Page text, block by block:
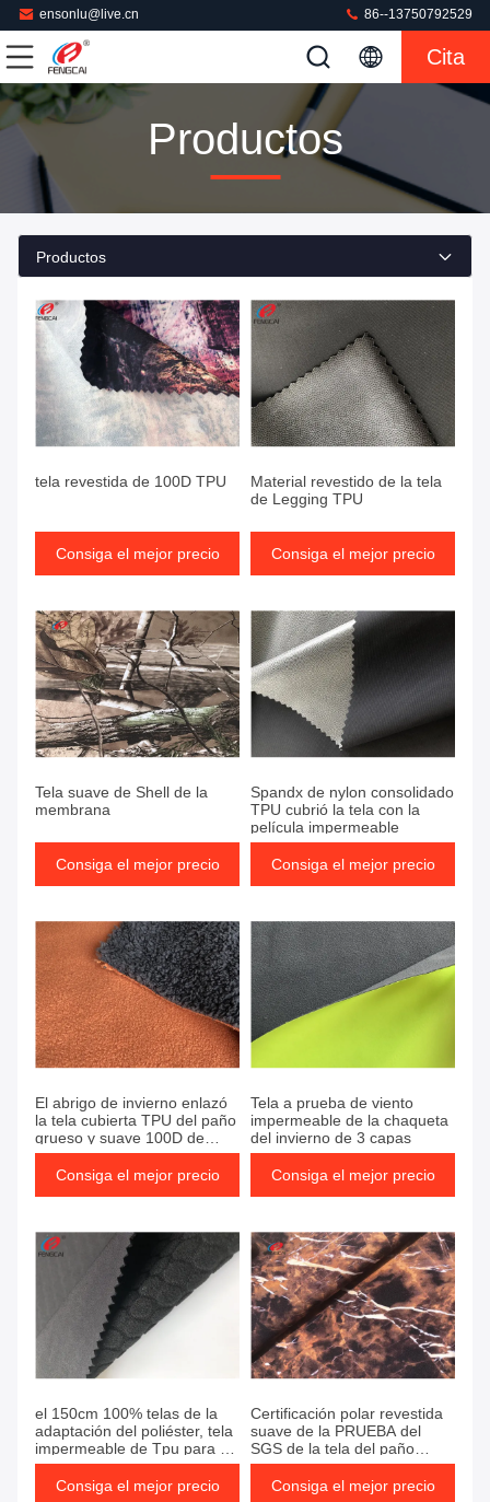
ensonlu@live.cn 86--13750792529
Cita
Productos
Productos
tela revestida de 100D TPU
Consiga el mejor precio
Material revestido de la tela
de Legging TPU
Consiga el mejor precio
Tela suave de Shell de la
membrana
Consiga el mejor precio
Spandx de nylon consolidado
TPU cubrió la tela con la
película impermeable
Consiga el mejor precio
El abrigo de invierno enlazó
la tela cubierta TPU del paño
grueso y suave 100D de
Sherpa
Consiga el mejor precio
Tela a prueba de viento
impermeable de la chaqueta
del invierno de 3 capas
Consiga el mejor precio
el 150cm 100% telas de la
adaptación del poliéster, tela
impermeable de Tpu para el
alpinismo
Consiga el mejor precio
Certificación polar revestida
suave de la PRUEBA del
SGS de la tela del paño
grueso y suave de la
guarnición TPU Shell
Consiga el mejor precio